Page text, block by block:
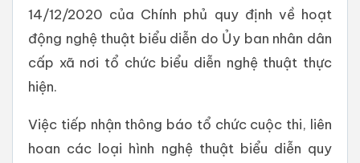
14/12/2020 của Chính phủ quy định về hoạt
động nghệ thuật biểu diễn do Ủy ban nhân dân
cấp xã nơi tổ chức biểu diễn nghệ thuật thực
hiện.
Việc tiếp nhận thông báo tổ chức cuộc thi, liên
hoan các loại hình nghệ thuật biểu diễn quy